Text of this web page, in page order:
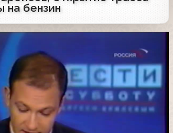
на бензин